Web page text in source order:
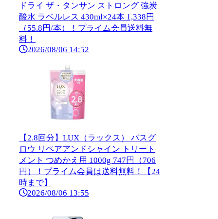
ドライ ザ・タンサン ストロング 強炭
酸水 ラベルレス 430ml×24本 1,338円
（55.8円/本）！プライム会員送料無
料！
2026/08/06 14:52
【2.8回分】LUX（ラックス） バスグ
ロウ リペアアンドシャイン トリート
メント つめかえ用 1000g 747円（706
円）！プライム会員は送料無料！【24
時まで】
2026/08/06 13:55